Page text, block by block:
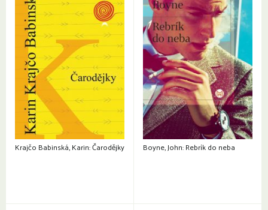
Krajčo Babinská, Karin: Čarodějky Boyne, John: Rebrík do neba